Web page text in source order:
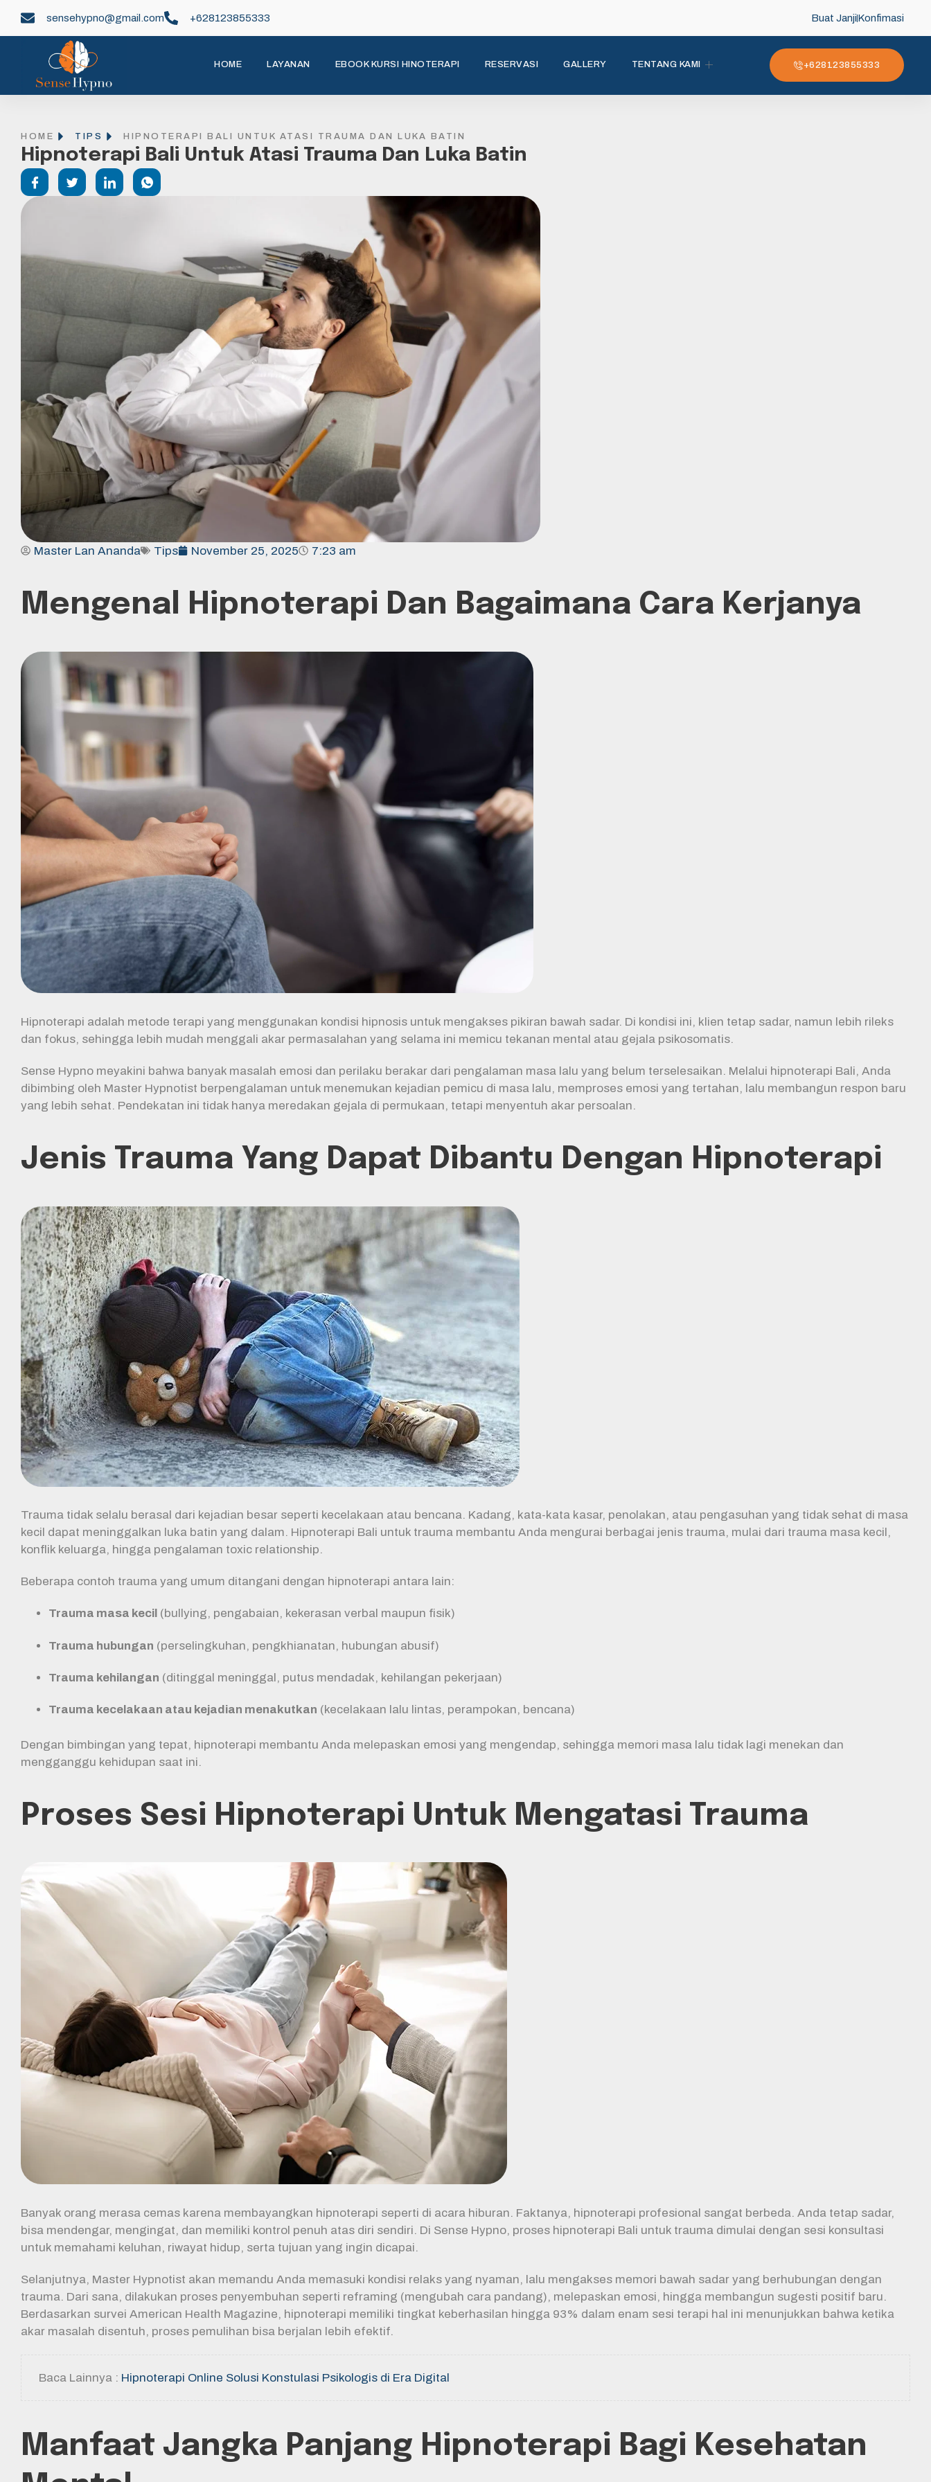
sensehypno@gmail.com +628123855333 Buat JanjiKonfimasi
HOME LAYANAN EBOOK KURSI HINOTERAPI RESERVASI GALLERY TENTANG KAMI +628123855333
HOME TIPS HIPNOTERAPI BALI UNTUK ATASI TRAUMA DAN LUKA BATIN
Hipnoterapi Bali Untuk Atasi Trauma Dan Luka Batin
Master Lan Ananda Tips November 25, 2025 7:23 am
Mengenal Hipnoterapi Dan Bagaimana Cara Kerjanya
Hipnoterapi adalah metode terapi yang menggunakan kondisi hipnosis untuk mengakses pikiran bawah sadar. Di kondisi ini, klien tetap sadar, namun lebih rileks
dan fokus, sehingga lebih mudah menggali akar permasalahan yang selama ini memicu tekanan mental atau gejala psikosomatis.
Sense Hypno meyakini bahwa banyak masalah emosi dan perilaku berakar dari pengalaman masa lalu yang belum terselesaikan. Melalui hipnoterapi Bali, Anda
dibimbing oleh Master Hypnotist berpengalaman untuk menemukan kejadian pemicu di masa lalu, memproses emosi yang tertahan, lalu membangun respon baru
yang lebih sehat. Pendekatan ini tidak hanya meredakan gejala di permukaan, tetapi menyentuh akar persoalan.
Jenis Trauma Yang Dapat Dibantu Dengan Hipnoterapi
Trauma tidak selalu berasal dari kejadian besar seperti kecelakaan atau bencana. Kadang, kata-kata kasar, penolakan, atau pengasuhan yang tidak sehat di masa
kecil dapat meninggalkan luka batin yang dalam. Hipnoterapi Bali untuk trauma membantu Anda mengurai berbagai jenis trauma, mulai dari trauma masa kecil,
konflik keluarga, hingga pengalaman toxic relationship.
Beberapa contoh trauma yang umum ditangani dengan hipnoterapi antara lain:
Trauma masa kecil (bullying, pengabaian, kekerasan verbal maupun fisik)
Trauma hubungan (perselingkuhan, pengkhianatan, hubungan abusif)
Trauma kehilangan (ditinggal meninggal, putus mendadak, kehilangan pekerjaan)
Trauma kecelakaan atau kejadian menakutkan (kecelakaan lalu lintas, perampokan, bencana)
Dengan bimbingan yang tepat, hipnoterapi membantu Anda melepaskan emosi yang mengendap, sehingga memori masa lalu tidak lagi menekan dan
mengganggu kehidupan saat ini.
Proses Sesi Hipnoterapi Untuk Mengatasi Trauma
Banyak orang merasa cemas karena membayangkan hipnoterapi seperti di acara hiburan. Faktanya, hipnoterapi profesional sangat berbeda. Anda tetap sadar,
bisa mendengar, mengingat, dan memiliki kontrol penuh atas diri sendiri. Di Sense Hypno, proses hipnoterapi Bali untuk trauma dimulai dengan sesi konsultasi
untuk memahami keluhan, riwayat hidup, serta tujuan yang ingin dicapai.
Selanjutnya, Master Hypnotist akan memandu Anda memasuki kondisi relaks yang nyaman, lalu mengakses memori bawah sadar yang berhubungan dengan
trauma. Dari sana, dilakukan proses penyembuhan seperti reframing (mengubah cara pandang), melepaskan emosi, hingga membangun sugesti positif baru.
Berdasarkan survei American Health Magazine, hipnoterapi memiliki tingkat keberhasilan hingga 93% dalam enam sesi terapi hal ini menunjukkan bahwa ketika
akar masalah disentuh, proses pemulihan bisa berjalan lebih efektif.
Baca Lainnya : Hipnoterapi Online Solusi Konstulasi Psikologis di Era Digital
Manfaat Jangka Panjang Hipnoterapi Bagi Kesehatan